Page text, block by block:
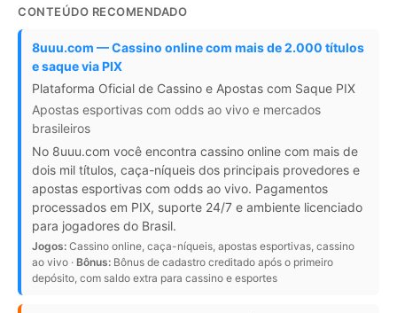
CONTEÚDO RECOMENDADO
8uuu.com — Cassino online com mais de 2.000 títulos
e saque via PIX
Plataforma Oficial de Cassino e Apostas com Saque PIX
Apostas esportivas com odds ao vivo e mercados
brasileiros
No 8uuu.com você encontra cassino online com mais de
dois mil títulos, caça-níqueis dos principais provedores e
apostas esportivas com odds ao vivo. Pagamentos
processados em PIX, suporte 24/7 e ambiente licenciado
para jogadores do Brasil.
Jogos: Cassino online, caça-níqueis, apostas esportivas, cassino
ao vivo · Bônus: Bônus de cadastro creditado após o primeiro
depósito, com saldo extra para cassino e esportes